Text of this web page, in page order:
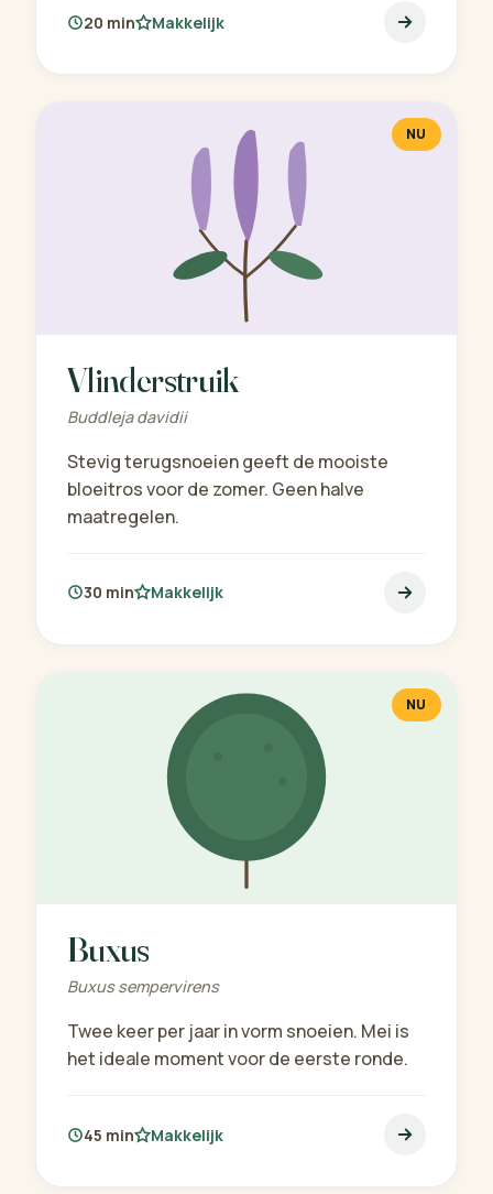
20 min Makkelijk
NU
Vlinderstruik
Buddleja davidii
Stevig terugsnoeien geeft de mooiste
bloeitros voor de zomer. Geen halve
maatregelen.
30 min Makkelijk
NU
Buxus
Buxus sempervirens
Twee keer per jaar in vorm snoeien. Mei is
het ideale moment voor de eerste ronde.
45 min Makkelijk